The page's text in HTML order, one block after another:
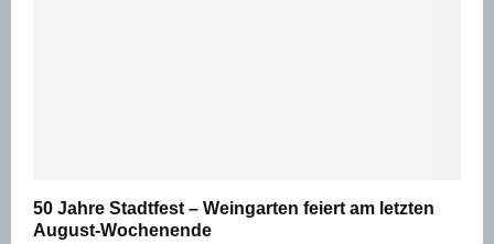
50 Jahre Stadtfest – Weingarten feiert am letzten
August-Wochenende